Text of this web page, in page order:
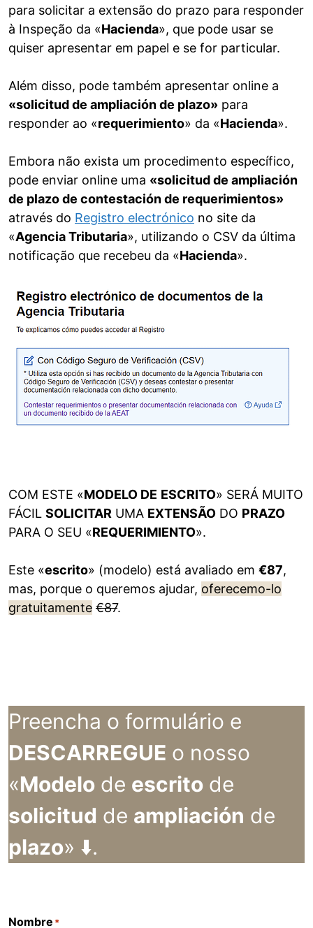
para solicitar a extensão do prazo para responder
à Inspeção da «Hacienda», que pode usar se
quiser apresentar em papel e se for particular.
Além disso, pode também apresentar online a
«solicitud de ampliación de plazo» para
responder ao «requerimiento» da «Hacienda».
Embora não exista um procedimento específico,
pode enviar online uma «solicitud de ampliación
de plazo de contestación de requerimientos»
através do Registro electrónico no site da
«Agencia Tributaria», utilizando o CSV da última
notificação que recebeu da «Hacienda».
COM ESTE «MODELO DE ESCRITO» SERÁ MUITO
FÁCIL SOLICITAR UMA EXTENSÃO DO PRAZO
PARA O SEU «REQUERIMIENTO».
Este «escrito» (modelo) está avaliado em €87,
mas, porque o queremos ajudar, oferecemo-lo
gratuitamente €87.
Preencha o formulário e
DESCARREGUE o nosso
«Modelo de escrito de
solicitud de ampliación de
plazo» ⬇️.
Nombre *